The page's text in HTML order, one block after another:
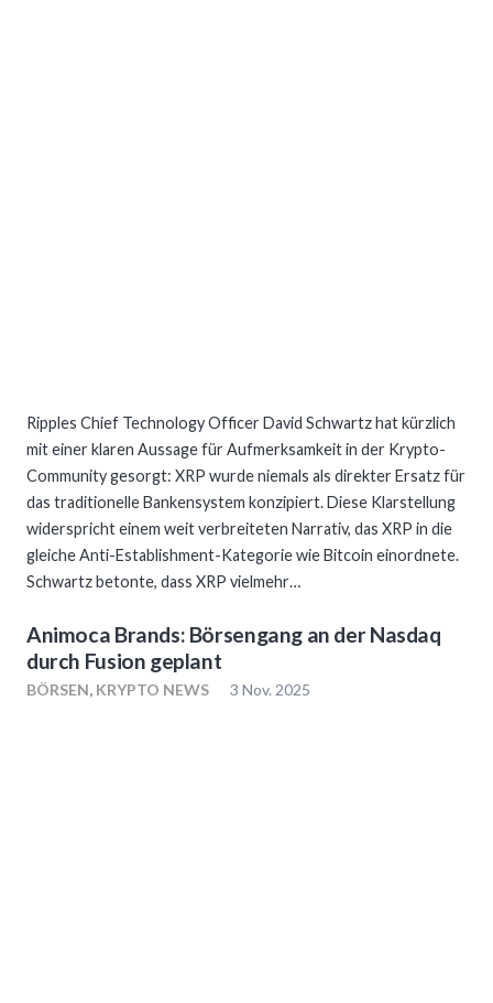
Ripples Chief Technology Officer David Schwartz hat kürzlich
mit einer klaren Aussage für Aufmerksamkeit in der Krypto-
Community gesorgt: XRP wurde niemals als direkter Ersatz für
das traditionelle Bankensystem konzipiert. Diese Klarstellung
widerspricht einem weit verbreiteten Narrativ, das XRP in die
gleiche Anti-Establishment-Kategorie wie Bitcoin einordnete.
Schwartz betonte, dass XRP vielmehr…
Animoca Brands: Börsengang an der Nasdaq
durch Fusion geplant
BÖRSEN, KRYPTO NEWS 3 Nov. 2025